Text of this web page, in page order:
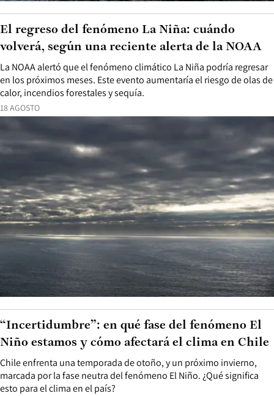
18 AGOSTO
La NOAA alertó que el fenómeno climático La Niña podría regresar
en los próximos meses. Este evento aumentaría el riesgo de olas de
calor, incendios forestales y sequía.
El regreso del fenómeno La Niña: cuándo
volverá, según una reciente alerta de la NOAA
Chile enfrenta una temporada de otoño, y un próximo invierno,
marcada por la fase neutra del fenómeno El Niño. ¿Qué significa
esto para el clima en el país?
“Incertidumbre”: en qué fase del fenómeno El
Niño estamos y cómo afectará el clima en Chile